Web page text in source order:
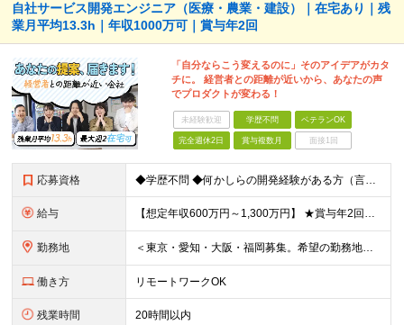
自社サービス開発エンジニア（医療・農業・建設）｜在宅あり｜残
業月平均13.3h｜年収1000万可｜賞与年2回
「自分ならこう変えるのに」そのアイデアがカタ
チに。 経営者との距離が近いから、あなたの声
でプロダクトが変わる！
未経験歓迎 学歴不問 ベテランOK
完全週休2日 賞与複数月 面接1回
応募資格 ◆学歴不問 ◆何かしらの開発経験がある方（言語不問） ◆マネジメント経験がある方（規模不問） ＜以下のような方を歓迎します＞ ◎これまでの経験を活かし管理職を目指したい方 ◎新しいサービスの企画から
給与 【想定年収600万円～1,300万円】 ★賞与年2回＋勤務地手当＋残業手当（年平均残業時間にて算出）を含む ※基本給＋勤務地手当＋役職手当 ※勤務地手当：結婚の有無に関係なく、物価などの違いを考慮して
勤務地 ＜東京・愛知・大阪・福岡募集。希望の勤務地で働けます＞ 希望通りの配属＆転勤も基本なし！ 「プロジェクト人員の枠を広げたい」などといった、 会社からの強制的な異動・出向依頼はありません。 ■東京オフ
働き方 リモートワークOK
残業時間 20時間以内